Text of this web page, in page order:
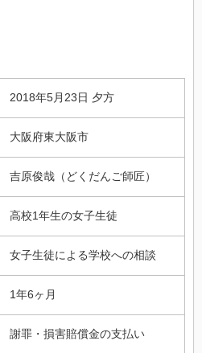
2018年5月23日 夕方
大阪府東大阪市
吉原俊哉（どくだんご師匠）
高校1年生の女子生徒
女子生徒による学校への相談
1年6ヶ月
謝罪・損害賠償金の支払い